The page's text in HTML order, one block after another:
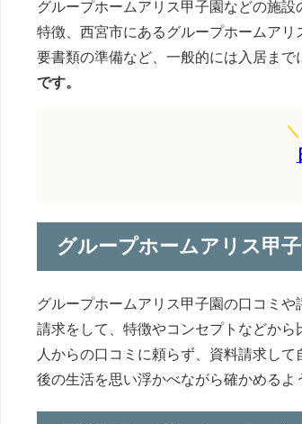
グループホームアリス甲子園などの施
特徴、西宮市にあるグループホームア
要書類の準備など、一般的には入居まで
です。
＼
グループホームアリス甲
グループホームアリス甲子園の口コミ
請求をして、特徴やコンセプトなどか
人からの口コミに頼らず、資料請求し
後の生活を思い浮かべながら確かめるよ